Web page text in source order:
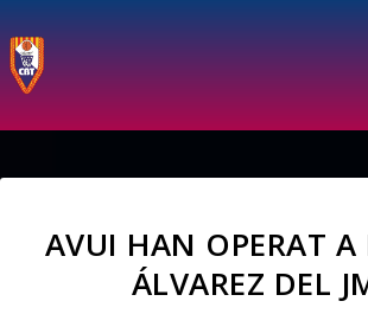
AVUI HAN OPERAT A
ÁLVAREZ DEL